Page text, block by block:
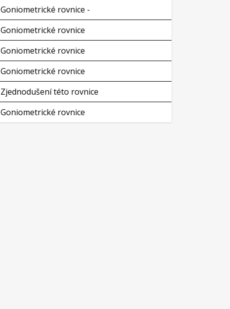
Goniometrické rovnice -
Goniometrické rovnice
Goniometrické rovnice
Goniometrické rovnice
Zjednodušení této rovnice
Goniometrické rovnice